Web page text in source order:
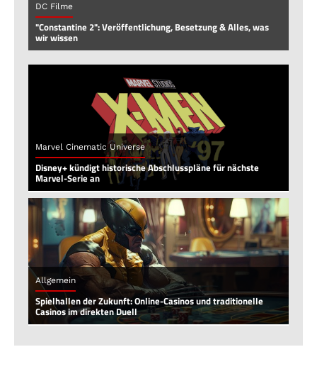
DC Filme
"Constantine 2": Veröffentlichung, Besetzung & Alles, was
wir wissen
Marvel Cinematic Universe
Disney+ kündigt historische Abschlusspläne für nächste
Marvel-Serie an
Allgemein
Spielhallen der Zukunft: Online-Casinos und traditionelle
Casinos im direkten Duell